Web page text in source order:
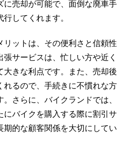
に売却が可能で、面倒な廃車手
してくれます。
リットは、その便利さと信頼性
サービスは、忙しい方や近く
大きな利点です。また、売却後
れるので、手続きに不慣れな方
さらに、バイクランドでは、
にバイクを購入する際に割引サ
期的な顧客関係を大切にしてい